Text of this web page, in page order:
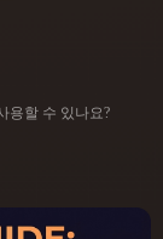
용할 수 있나요?